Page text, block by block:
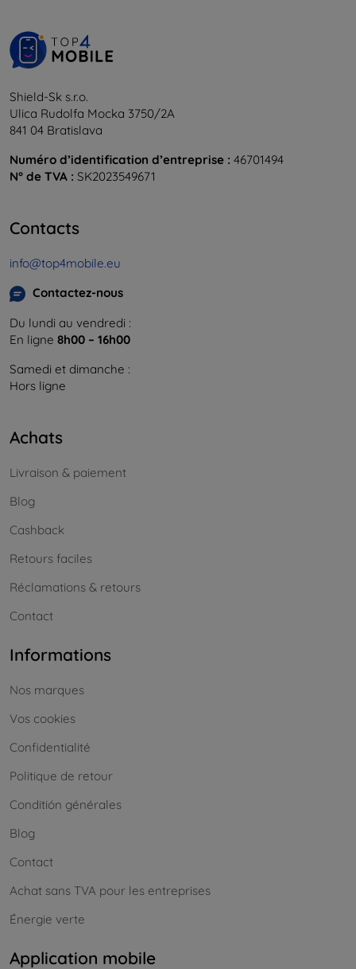
Shield-Sk s.r.o.
Ulica Rudolfa Mocka 3750/2A
841 04 Bratislava
Numéro d’identification d’entreprise : 46701494
N° de TVA : SK2023549671
Contacts
info@top4mobile.eu
Contactez-nous
Du lundi au vendredi :
En ligne 8h00 – 16h00
Samedi et dimanche :
Hors ligne
Achats
Livraison & paiement
Blog
Cashback
Retours faciles
Réclamations & retours
Contact
Informations
Nos marques
Vos cookies
Confidentialité
Politique de retour
Conditión générales
Blog
Contact
Achat sans TVA pour les entreprises
Énergie verte
Application mobile